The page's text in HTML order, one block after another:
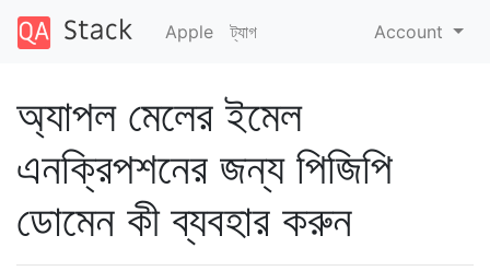
Apple ট্যাগ Account
অ্যাপল মেলের ইমেল
এনক্রিপশনের জন্য পিজিপি
ডোমেন কী ব্যবহার করুন